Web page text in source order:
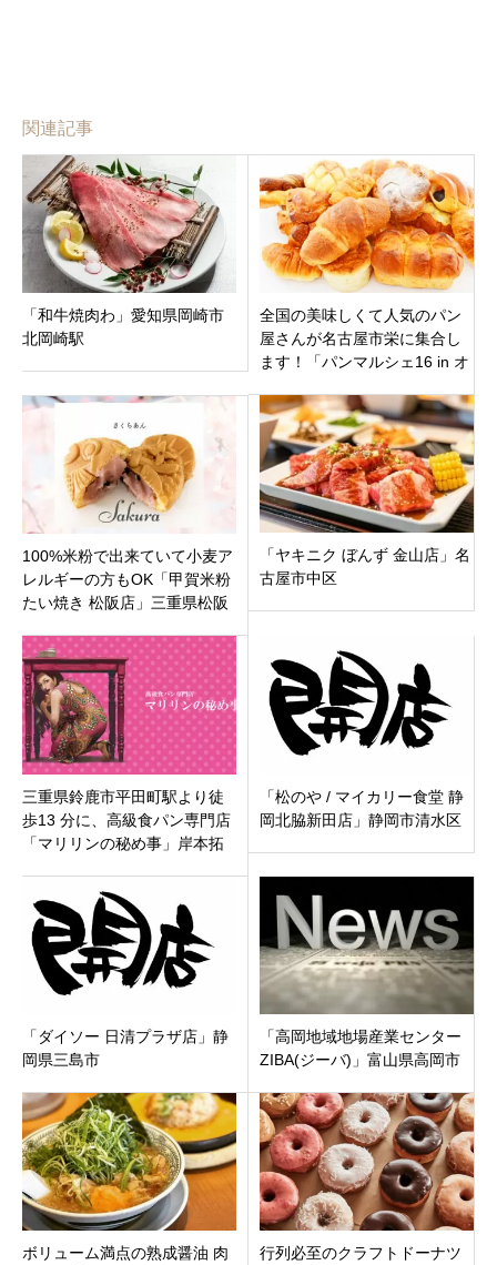
関連記事
「和牛焼肉わ」愛知県岡崎市
北岡崎駅
全国の美味しくて人気のパン
屋さんが名古屋市栄に集合し
ます！「パンマルシェ16 in オ
催！
100%米粉で出来ていて小麦ア
レルギーの方もOK「甲賀米粉
たい焼き 松阪店」三重県松阪
ン！
「ヤキニク ぼんず 金山店」名
古屋市中区
三重県鈴鹿市平田町駅より徒
歩13 分に、高級食パン専門店
「マリリンの秘め事」岸本拓
「松のや / マイカリー食堂 静
岡北脇新田店」静岡市清水区
「ダイソー 日清プラザ店」静
岡県三島市
「高岡地域地場産業センター
ZIBA(ジーバ)」富山県高岡市
ボリューム満点の熟成醤油 肉
行列必至のクラフトドーナツ